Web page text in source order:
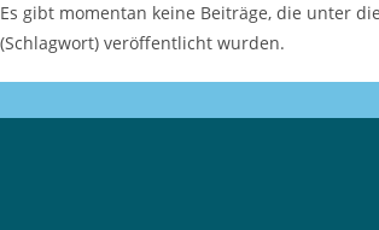
Es gibt momentan keine Beiträge, die unter
(Schlagwort) veröffentlicht wurden.